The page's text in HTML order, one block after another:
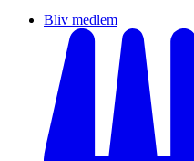
Bliv medlem